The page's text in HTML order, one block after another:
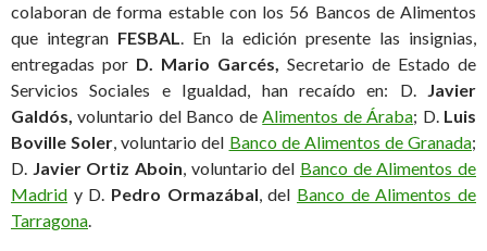
colaboran de forma estable con los 56 Bancos de Alimentos
que integran FESBAL. En la edición presente las insignias,
entregadas por D. Mario Garcés, Secretario de Estado de
Servicios Sociales e Igualdad, han recaído en: D. Javier
Galdós, voluntario del Banco deAlimentos de Áraba; D. Luis
Boville Soler, voluntario del Banco de Alimentos de Granada;
D. Javier Ortiz Aboin, voluntario del Banco de Alimentos de
Madrid y D. Pedro Ormazábal, del Banco de Alimentos de
Tarragona.